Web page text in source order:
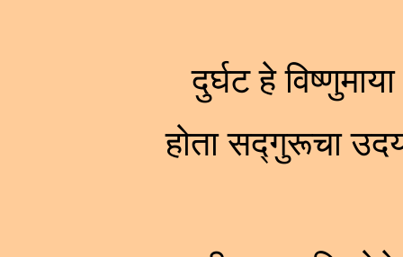
दुर्घट हे
होता सद्गुरूचा